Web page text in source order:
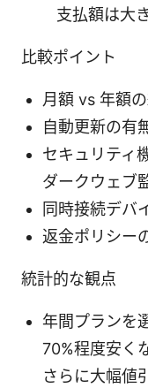
支払額は大
比較ポイント
月額 vs 年額
自動更新の有
セキュリティ
ダークウェブ
同時接続デバ
返金ポリシー
統計的な観点
年間プランを
70%程度安く
さらに大幅値